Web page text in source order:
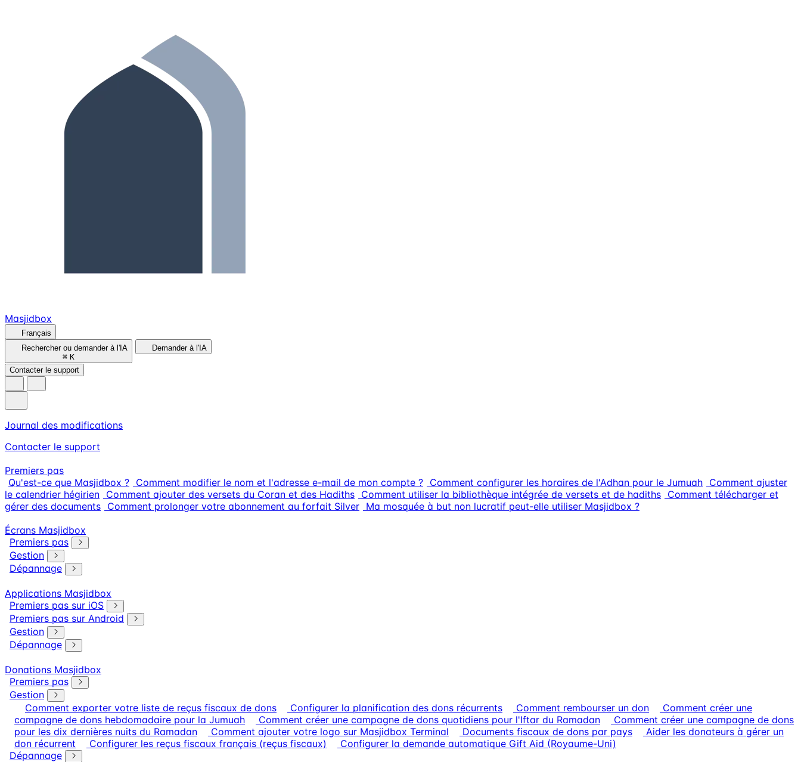
Masjidbox
Français
Rechercher ou demander à l'IA
⌘ K
Demander à l'IA
Contacter le support
Journal des modifications
Contacter le support
Premiers pas
Qu'est-ce que Masjidbox ? Comment modifier le nom et l'adresse e-mail de mon compte ? Comment configurer les horaires de l'Adhan pour le Jumuah Comment ajuster
le calendrier hégirien Comment ajouter des versets du Coran et des Hadiths Comment utiliser la bibliothèque intégrée de versets et de hadiths Comment télécharger et
gérer des documents Comment prolonger votre abonnement au forfait Silver Ma mosquée à but non lucratif peut-elle utiliser Masjidbox ?
Écrans Masjidbox
Premiers pas
Gestion
Dépannage
Applications Masjidbox
Premiers pas sur iOS
Premiers pas sur Android
Gestion
Dépannage
Donations Masjidbox
Premiers pas
Gestion
Comment exporter votre liste de reçus fiscaux de dons
Configurer la planification des dons récurrents Comment rembourser un don
Comment créer une
campagne de dons hebdomadaire pour la Jumuah
Comment créer une campagne de dons quotidiens pour l'Iftar du Ramadan
Comment créer une campagne de dons
pour les dix dernières nuits du Ramadan
Comment ajouter votre logo sur Masjidbox Terminal Documents fiscaux de dons par pays
Aider les donateurs à gérer un
don récurrent
Configurer les reçus fiscaux français (reçus fiscaux)
Configurer la demande automatique Gift Aid (Royaume-Uni)
Dépannage